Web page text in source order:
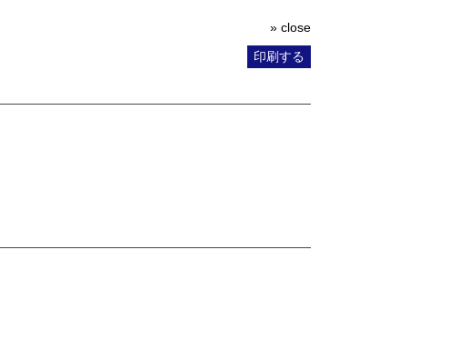
» close
印刷する